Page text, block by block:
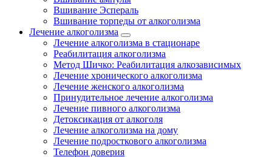
Вшивание Эспераль
Вшивание торпеды от алкоголизма
Лечение алкоголизма
Лечение алкоголизма в стационаре
Реабилитация алкоголизма
Метод Шичко: Реабилитация алкозависимых
Лечение хронического алкоголизма
Лечение женского алкоголизма
Принудительное лечение алкоголизма
Лечение пивного алкоголизма
Детоксикация от алкоголя
Лечение алкоголизма на дому
Лечение подросткового алкоголизма
Телефон доверия